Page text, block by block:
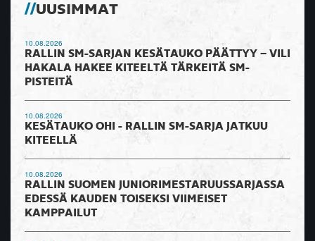
UUSIMMAT
10.08.2026
RALLIN SM-SARJAN KESÄTAUKO PÄÄTTYY – VILI
HAKALA HAKEE KITEELTÄ TÄRKEITÄ SM-
PISTEITÄ
10.08.2026
KESÄTAUKO OHI - RALLIN SM-SARJA JATKUU
KITEELLÄ
10.08.2026
RALLIN SUOMEN JUNIORIMESTARUUSSARJASSA
EDESSÄ KAUDEN TOISEKSI VIIMEISET
KAMPPAILUT